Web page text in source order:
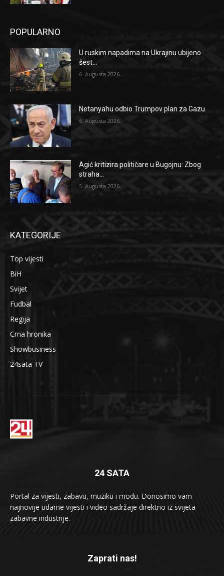
POPULARNO
U ruskim napadima na Ukrajinu ubijeno
šest...
6. Augusta 2026.
Netanyahu odbio Trumpov plan za Gazu
6. Augusta 2026.
Agić kritizira političare u Bugojnu: Zbog
straha...
5. Augusta 2026.
KATEGORIJE
Top vijesti
BiH
Svijet
Fudbal
Regija
Crna hronika
Showbusiness
24sata TV
24 SATA
Portal za vijesti, zabavu, muziku i modu. Donosimo vam
najnovije udarne vijesti i video sadržaje direktno iz svijeta
zabavne industrije.
Zaprati nas!